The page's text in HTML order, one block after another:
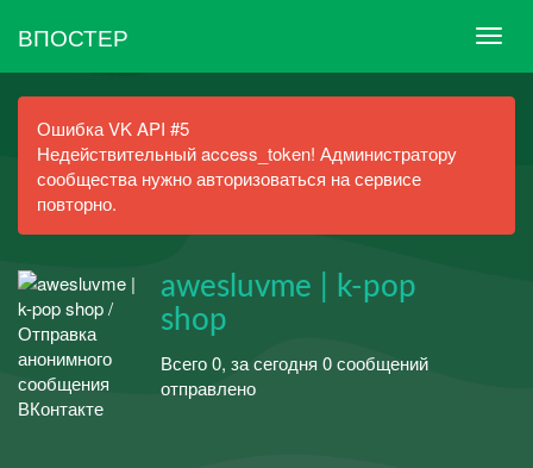
ВПОСТЕР
Ошибка VK API #5
Недействительный access_token! Администратору
сообщества нужно авторизоваться на сервисе
повторно.
awesluvme | k-pop
shop
Всего 0, за сегодня 0 сообщений
отправлено